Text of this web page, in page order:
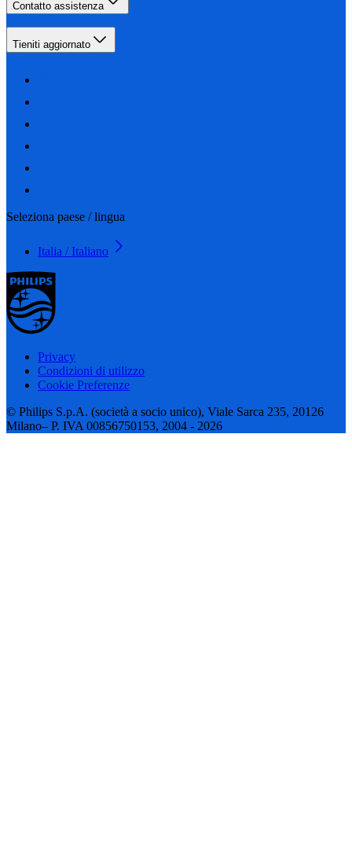
Contatto assistenza
Tieniti aggiornato
Seleziona paese / lingua
Italia / Italiano
Privacy
Condizioni di utilizzo
Cookie Preferenze
© Philips S.p.A. (società a socio unico), Viale Sarca 235, 20126
Milano– P. IVA 00856750153, 2004 - 2026